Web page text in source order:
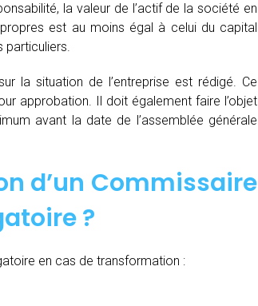
la valeur de l’actif de la société en
est au moins égal à celui du capital
particuliers.
la situation de l’entreprise est rédigé. Ce
approbation. Il doit également faire l’objet
avant la date de l’assemblée générale
d’un Commissaire
?
en cas de transformation :